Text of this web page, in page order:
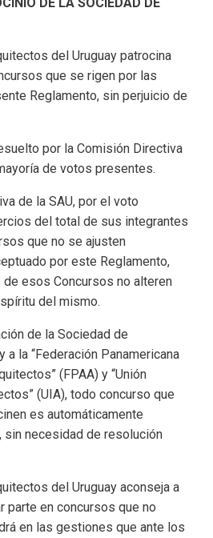
del Uruguay patrocina
que se rigen por las
Reglamento, sin perjuicio de
por la Comisión Directiva
de votos presentes.
de la SAU, por el voto
del total de sus integrantes
que no se ajusten
por este Reglamento,
esos Concursos no alteren
del mismo.
de la Sociedad de
a la “Federación Panamericana
(FPAA) y “Unión
(UIA), todo concurso que
es automáticamente
sin necesidad de resolución
del Uruguay aconseja a
parte en concursos que no
en las gestiones que ante los